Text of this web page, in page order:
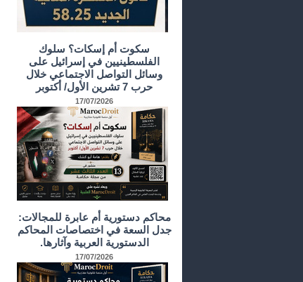
سكوت أم إسكات؟ سلوك
الفلسطينيين في إسرائيل على
وسائل التواصل الاجتماعي خلال
حرب 7 تشرين الأول/ أكتوبر
17/07/2026
محاكم دستورية أم عابرة للمجالات:
جدل السعة في اختصاصات المحاكم
الدستورية العربية وآثارها.
17/07/2026